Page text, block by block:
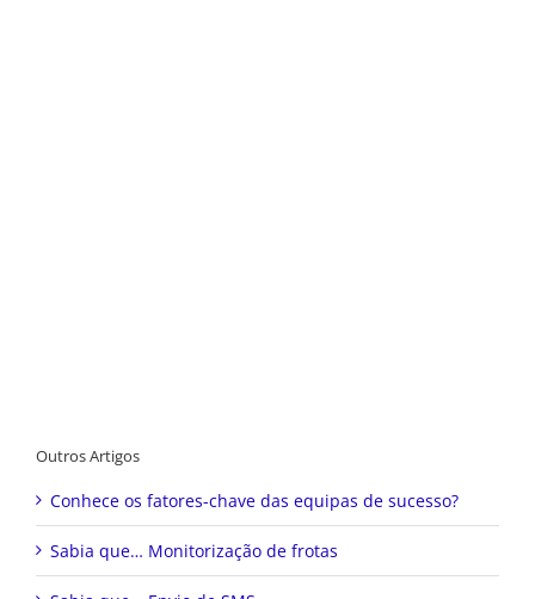
Outros Artigos
Conhece os fatores-chave das equipas de sucesso?
Sabia que… Monitorização de frotas